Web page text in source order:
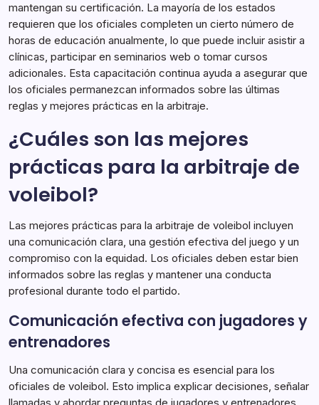
mantengan su certificación. La mayoría de los estados
requieren que los oficiales completen un cierto número de
horas de educación anualmente, lo que puede incluir asistir a
clínicas, participar en seminarios web o tomar cursos
adicionales. Esta capacitación continua ayuda a asegurar que
los oficiales permanezcan informados sobre las últimas
reglas y mejores prácticas en la arbitraje.
¿Cuáles son las mejores
prácticas para la arbitraje de
voleibol?
Las mejores prácticas para la arbitraje de voleibol incluyen
una comunicación clara, una gestión efectiva del juego y un
compromiso con la equidad. Los oficiales deben estar bien
informados sobre las reglas y mantener una conducta
profesional durante todo el partido.
Comunicación efectiva con jugadores y
entrenadores
Una comunicación clara y concisa es esencial para los
oficiales de voleibol. Esto implica explicar decisiones, señalar